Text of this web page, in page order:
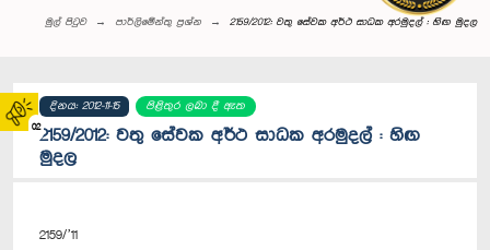
02
මුල් පිටුව පාර්ලි‌මේන්තු‌ ප්‍රශ්න 2159/2012: වතු සේවක අර්ථ සාධක අරමුදල් : හිඟ මුදල
දිනය: 2012-11-15 පිළිතුර ලබා දී ඇත
2159/2012: වතු සේවක අර්ථ සාධක අරමුදල් : හිඟ
මුදල
2159/’11